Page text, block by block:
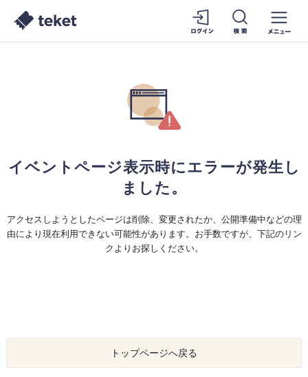
イベントページ表示時にエラーが発生し
ました。
アクセスしようとしたページは削除、変更されたか、公開準備中などの理
由により現在利用できない可能性があります。お手数ですが、下記のリン
クよりお探しください。
トップページへ戻る